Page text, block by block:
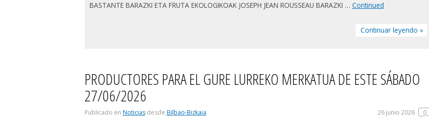
BASTANTE BARAZKI ETA FRUTA EKOLOGIKOAK JOSEPH JEAN ROUSSEAU BARAZKI … Continued
Continuar leyendo »
PRODUCTORES PARA EL GURE LURREKO MERKATUA DE ESTE SÁBADO
27/06/2026
Publicado en Noticiasdesde Bilbao-Bizkaia 26 junio 2026 0